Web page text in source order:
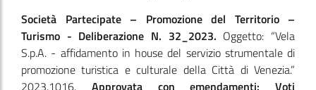
Società Partecipate – Promozione del Territorio –
Turismo - Deliberazione N. 32_2023. Oggetto: “Vela
S.p.A. - affidamento in house del servizio strumentale di
promozione turistica e culturale della Città di Venezia.”
2023.1016. Approvata con emendamenti: Voti